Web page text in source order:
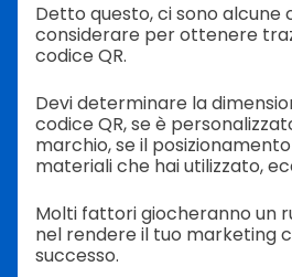
Detto questo, ci sono alcune
considerare per ottenere
codice QR.
Devi determinare la
codice QR, se è
marchio, se il
materiali che hai utilizzato,
Molti fattori giocheranno un
nel rendere il tuo marketing
successo.